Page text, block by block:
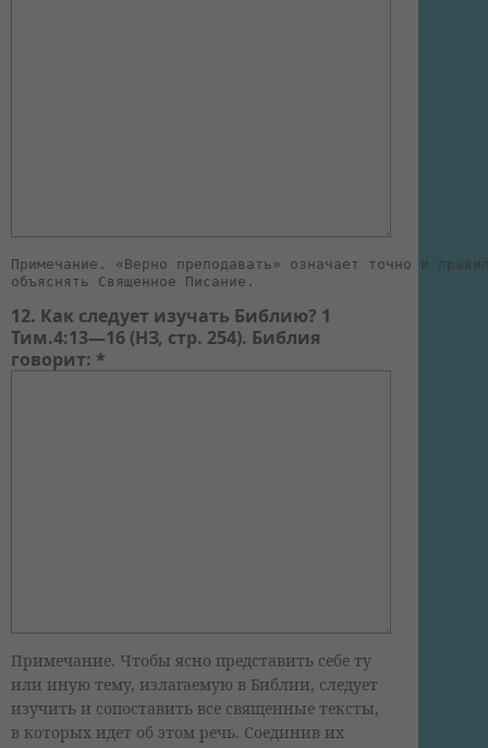
Примечание. «Верно преподавать» означает точно и
объяснять Священное Писание.
12. Как следует изучать Библию? 1
Тим.4:13—16 (НЗ, стр. 254). Библия
говорит: *
Примечание. Чтобы ясно представить себе ту
или иную тему, излагаемую в Библии, следует
изучить и сопоставить все священные тексты,
в которых идет об этом речь. Соединив их